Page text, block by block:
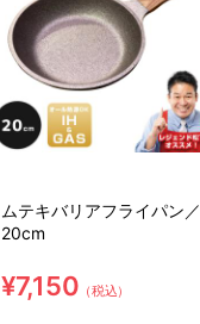
ムテキバリアフライパン／
20cm
¥7,150 （税込）